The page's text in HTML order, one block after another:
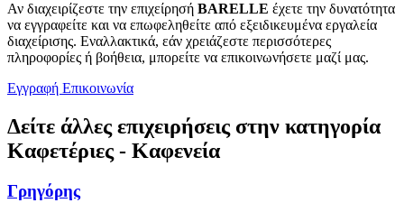
Αν διαχειρίζεστε την επιχείρησή BARELLE έχετε την δυνατότητα
να εγγραφείτε και να επωφεληθείτε από εξειδικευμένα εργαλεία
διαχείρισης. Εναλλακτικά, εάν χρειάζεστε περισσότερες
πληροφορίες ή βοήθεια, μπορείτε να επικοινωνήσετε μαζί μας.
Εγγραφή Επικοινωνία
Δείτε άλλες επιχειρήσεις στην κατηγορία
Καφετέριες - Καφενεία
Γρηγόρης